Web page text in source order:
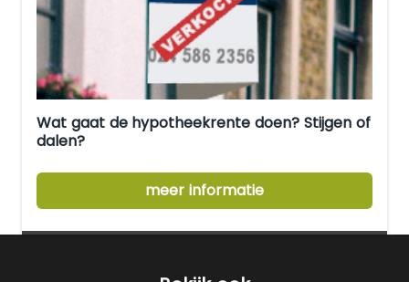
Wat gaat de hypotheekrente doen? Stijgen of
dalen?
meer informatie